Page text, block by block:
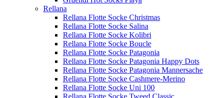
Rellana
Rellana Flotte Socke Christmas
Rellana Flotte Socke Salina
Rellana Flotte Socke Kolibri
Rellana Flotte Socke Boucle
Rellana Flotte Socke Patagonia
Rellana Flotte Socke Patagonia Happy Dots
Rellana Flotte Socke Patagonia Mannersache
Rellana Flotte Socke Cashmere-Merino
Rellana Flotte Socke Uni 100
Rellana Flotte Socke Tweed Classic